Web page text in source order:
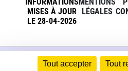
Tout accepter Tout
MISES À JOUR
LE 28-04-2026
LÉGALES